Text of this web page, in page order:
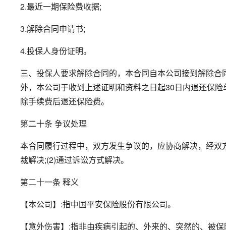
2.最近一期保险费收据;
3.解除合同申请书;
4.投保人身份证明。
三、投保人要求解除合同的，本合同自本公司接到解除
外，本公司于收到上述证明和资料之日起30日内退还保
除手续费后退还保险费。
第二十条 争议处理
本合同履行过程中，双方发生争议的，应协商解决，经
裁解决;(2)通过诉讼方式解决。
第二十一条 释义
【本公司】:指中国平安保险股份有限公司。
【意外伤害】:指非由疾病引起的、外来的、突然的、被